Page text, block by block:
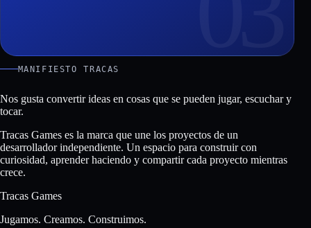
MANIFIESTO TRACAS
Nos gusta convertir ideas en cosas que se pueden jugar, escuchar y
tocar.
Tracas Games es la marca que une los proyectos de un
desarrollador independiente. Un espacio para construir con
curiosidad, aprender haciendo y compartir cada proyecto mientras
crece.
Tracas Games
Jugamos. Creamos. Construimos.